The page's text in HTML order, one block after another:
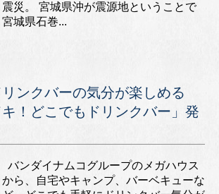
震災。 宮城県沖が震源地ということで
宮城県石巻...
ンクバーの気分が楽しめる
キ！どこでもドリンクバー」発
バンダイナムコグループのメガハウス
から、自宅やキャンプ、バーベキューな